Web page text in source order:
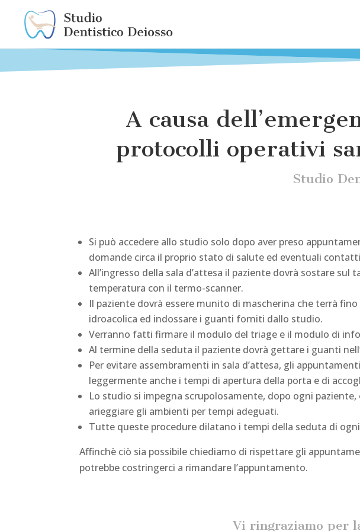
A causa
protocolli operativi
Studio
Si può accedere allo studio solo dopo aver preso
domande circa il proprio stato di salute ed eventuali
All’ingresso della sala d’attesa il paziente dovrà sostare
temperatura con il termo-scanner.
Il paziente dovrà essere munito di mascherina che terrà
idroacolica ed indossare i guanti forniti dallo studio.
Verranno fatti firmare il modulo del triage e il modulo di
Al termine della seduta il paziente dovrà gettare i guanti
Per evitare assembramenti in sala d’attesa, gli
leggermente anche i tempi di apertura della porta e di
Lo studio si impegna scrupolosamente, dopo ogni
arieggiare gli ambienti per tempi adeguati.
Tutte queste procedure dilatano i tempi della seduta di
Affinchè ciò sia possibile chiediamo di rispettare gli
potrebbe costringerci a rimandare l’appuntamento.
Vi ringraziamo per